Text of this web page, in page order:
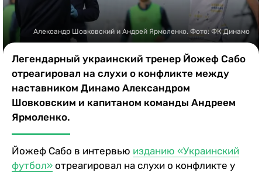
Александр Шовковский и Андрей Ярмоленко. Фото: ФК Динамо
Легендарный украинский тренер Йожеф Сабо
отреагировал на слухи о конфликте между
наставником Динамо Александром
Шовковским и капитаном команды Андреем
Ярмоленко.
Йожеф Сабо в интервью изданию «Украинский
футбол» отреагировал на слухи о конфликте у